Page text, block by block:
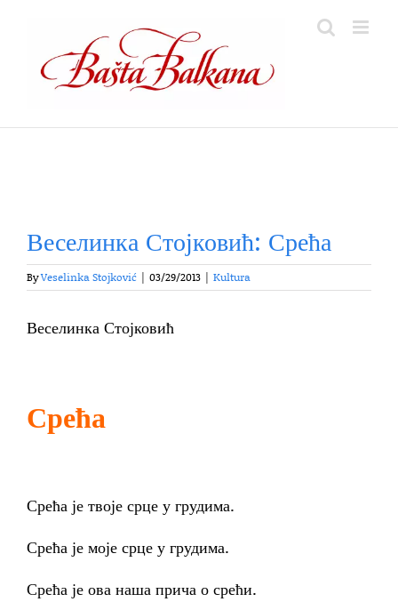
content
Веселинка Стојковић: Срећа
ByVeselinka Stojković 03/29/2013 Kultura
Веселинка Стојковић
Срећа
Срећа је твоје срце у грудима.
Срећа је моје срце у грудима.
Срећа је ова наша прича о срећи.